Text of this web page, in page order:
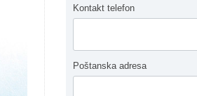
Kontakt telefon
Poštanska adresa